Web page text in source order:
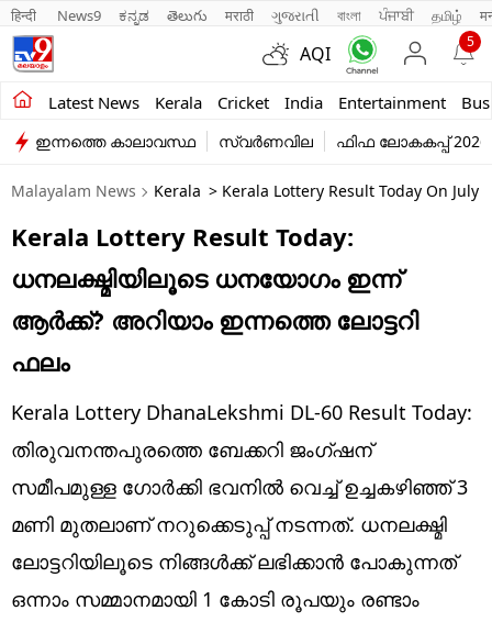
हिन्दी News9 ಕನ್ನಡ తెలుగు मराठी ગુજરાતી বাংলা ਪੰਜਾਬੀ தமிழ்
AQI
5
Latest News Kerala Cricket India Entertainment
Kerala
India
Entertainment
Business
Education
Lifestyle
world
Technology
Religion
Web Story
ഇന്നത്തെ കാലാവസ്ഥ സ്വർണവില ഫിഫ ലോകകപ്പ് 2026
Malayalam News Kerala > Kerala Lottery Result Today On
Kerala Lottery Result Today:
ധനലക്ഷ്മിയിലൂടെ ധനയോ​ഗം ഇന്ന്
ആർക്ക്? അറിയാം ഇന്നത്തെ ലോട്ടറി
ഫലം
Kerala Lottery DhanaLekshmi DL-60 Result Today:
തിരുവനന്തപുരത്തെ ബേക്കറി ജംഗ്ഷന്
സമീപമുള്ള ഗോർക്കി ഭവനിൽ വെച്ച് ഉച്ചകഴിഞ്ഞ് 3
മണി മുതലാണ് നറുക്കെടുപ്പ് നടന്നത്. ധനലക്ഷ്മി
ലോട്ടറിയിലൂടെ നിങ്ങൾക്ക് ലഭിക്കാൻ പോകുന്നത്
ഒന്നാം സമ്മാനമായി 1 കോടി രൂപയും രണ്ടാം